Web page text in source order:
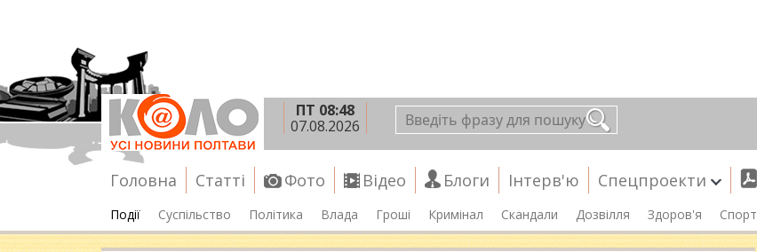
ПТ 08:48
07.08.2026
Головна Статті Фото Відео Блоги Інтерв'ю Спецпроекти
Події Суспільство Політика Влада Гроші Кримінал Скандали Дозвілля Здоров'я Спорт